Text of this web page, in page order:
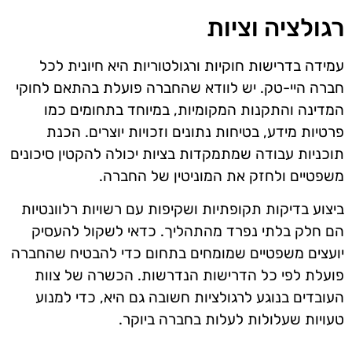
רגולציה וציות
עמידה בדרישות חוקיות ורגולטוריות היא חיונית לכל
חברה היי-טק. יש לוודא שהחברה פועלת בהתאם לחוקי
המדינה והתקנות המקומיות, במיוחד בתחומים כמו
פרטיות מידע, בטיחות נתונים וזכויות יוצרים. הכנת
תוכניות עבודה שמתמקדות בציות יכולה להקטין סיכונים
משפטיים ולחזק את המוניטין של החברה.
ביצוע בדיקות תקופתיות ושקיפות עם רשויות רלוונטיות
הם חלק בלתי נפרד מהתהליך. כדאי לשקול להעסיק
יועצים משפטיים שמומחים בתחום כדי להבטיח שהחברה
פועלת לפי כל הדרישות הנדרשות. הכשרה של צוות
העובדים בנוגע לרגולציות חשובה גם היא, כדי למנוע
טעויות שעלולות לעלות בחברה ביוקר.